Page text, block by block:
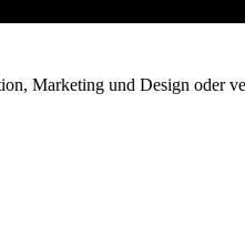
Marketing und Design oder